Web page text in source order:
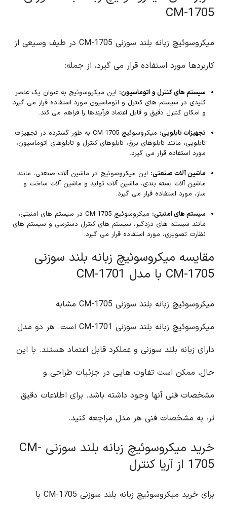
CM-1705
میکروسوئیچ زبانه بلند سوزنی CM-1705 در طیف وسیعی از
کاربردها مورد استفاده قرار می گیرد، از جمله:
سیستم های کنترل و اتوماسیون: این میکروسوئیچ به عنوان یک عنصر
کلیدی در سیستم های کنترل و اتوماسیون مورد استفاده قرار می گیرد
و امکان کنترل دقیق و قابل اعتماد فرآیندها را فراهم می کند.
تجهیزات تابلویی:
میکروسوئیچ CM-1705 به طور گسترده در تجهیزات
تابلویی، مانند تابلوهای برق، تابلوهای کنترل و تابلوهای اتوماسیون،
مورد استفاده قرار می گیرد.
ماشین آلات صنعتی: این میکروسوئیچ در ماشین آلات صنعتی، مانند
ماشین آلات بسته بندی، ماشین آلات تولید و ماشین آلات ساخت و
ساز، مورد استفاده قرار می گیرد.
سیستم های امنیتی:
میکروسوئیچ CM-1705 در سیستم های امنیتی،
مانند سیستم های دزدگیر، سیستم های کنترل دسترسی و سیستم های
نظارت تصویری، مورد استفاده قرار می گیرد.
مقایسه میکروسوئیچ زبانه بلند سوزنی
CM-1705 با مدل CM-1701
میکروسوئیچ زبانه بلند سوزنی CM-1705 مشابه
میکروسوئیچ زبانه بلند سوزنی CM-1701 است. هر دو مدل
دارای زبانه بلند سوزنی و عملکرد قابل اعتماد هستند. با این
حال، ممکن است تفاوت هایی در جزئیات طراحی و
مشخصات فنی آنها وجود داشته باشد. برای اطلاعات دقیق
تر، به مشخصات فنی هر مدل مراجعه کنید.
خرید میکروسوئیچ زبانه بلند سوزنی CM-
1705 از آریا کنترل
برای خرید میکروسوئیچ زبانه بلند سوزنی CM-1705 با